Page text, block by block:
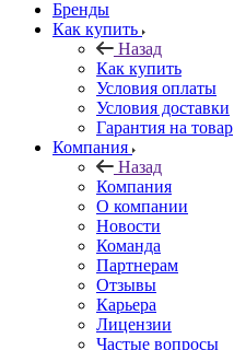
Бренды
Как купить
Назад
Как купить
Условия оплаты
Условия доставки
Гарантия на товар
Компания
Назад
Компания
О компании
Новости
Команда
Партнерам
Отзывы
Карьера
Лицензии
Частые вопросы